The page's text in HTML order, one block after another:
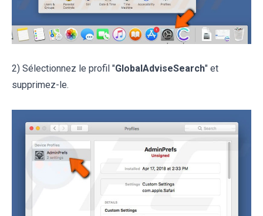
2) Sélectionnez le profil "GlobalAdviseSearch" et
supprimez-le.